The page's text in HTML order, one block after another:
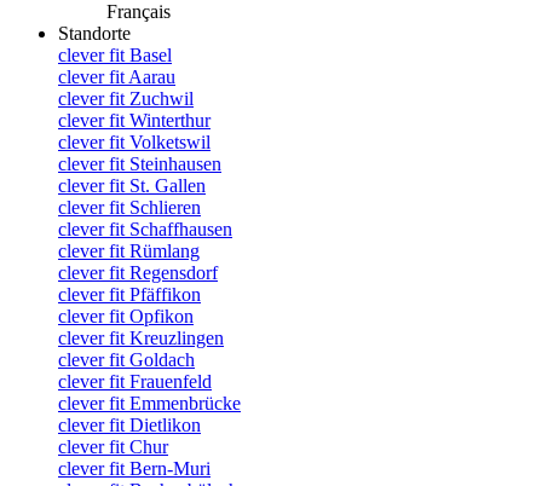
Français
Standorte
clever fit Basel
clever fit Aarau
clever fit Zuchwil
clever fit Winterthur
clever fit Volketswil
clever fit Steinhausen
clever fit St. Gallen
clever fit Schlieren
clever fit Schaffhausen
clever fit Rümlang
clever fit Regensdorf
clever fit Pfäffikon
clever fit Opfikon
clever fit Kreuzlingen
clever fit Goldach
clever fit Frauenfeld
clever fit Emmenbrücke
clever fit Dietlikon
clever fit Chur
clever fit Bern-Muri